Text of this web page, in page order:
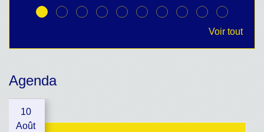
Voir tout
Agenda
10
Août